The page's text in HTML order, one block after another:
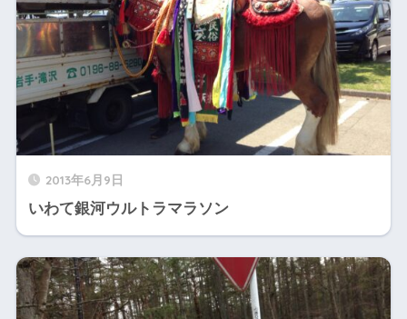
2013年6月9日
いわて銀河ウルトラマラソン